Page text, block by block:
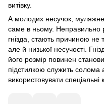
витівку.
А молодих несучок, муляжне
саме в ньому. Неправильно
гнізда, стають причиною не
але й низької несучості.
його розмір повинен
підстилкою служить
використовувати спеціальні